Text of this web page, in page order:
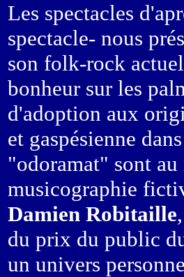
Les spectacles
spectacle- nous
son folk-rock
bonheur sur les
d'adoption aux
et gaspésienne
"odoramat" sont au
musicographie
Damien Robitaille
du prix du public
un univers